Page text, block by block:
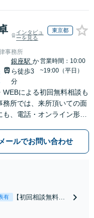
インタビュ
ーを見る
東京都
事務所
銀座駅 か
ら徒歩3
分
営業時間：10:00
~19:00（平日）
WEBによる初回無料相談も
務所では、来所頂いての面
も、電話・オンライン形式
ご相談頂くことで、今のご
らぐとともに、問題解決の
メールでお問い合わせ
有
【初回相談無料】